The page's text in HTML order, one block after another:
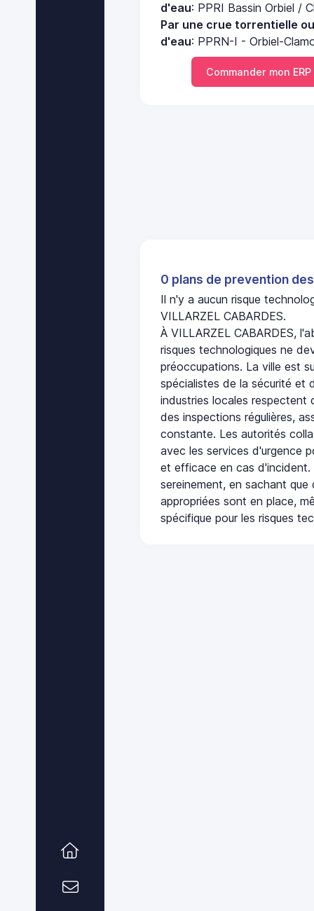
d'eau: PPRI Bassin Orbiel /
Par une crue torrentielle
d'eau: PPRN-I - Orbiel-
Commander mon ERP
0 plans de prevention
Il n'y a aucun risque
VILLARZEL CABARDES.
À VILLARZEL CABARDES,
risques technologiques ne
préoccupations. La ville est
spécialistes de la sécurité et
industries locales respectent
des inspections régulières,
constante. Les autorités
avec les services d'urgence
et efficace en cas
sereinement, en sachant que
appropriées sont en place,
spécifique pour les risques